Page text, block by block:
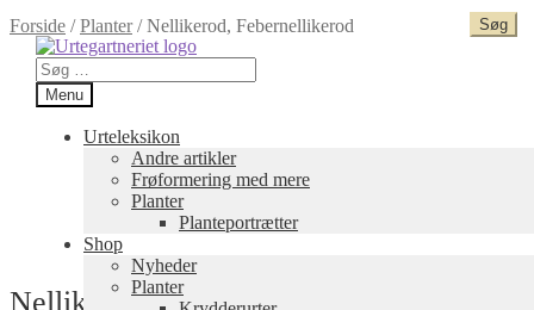
Spring
til
navigation
Spring
til
indhold
Søg
efter:
Menu
Urteleksikon
Andre artikler
Frøformering med mere
Planter
Planteportrætter
Shop
Nyheder
Planter
Forside /Planter/Nellikerod, Febernellikerod
Nellikerod, Febernellikerod